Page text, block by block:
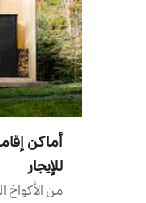
أماكن
للإيجار
من الأكواخ